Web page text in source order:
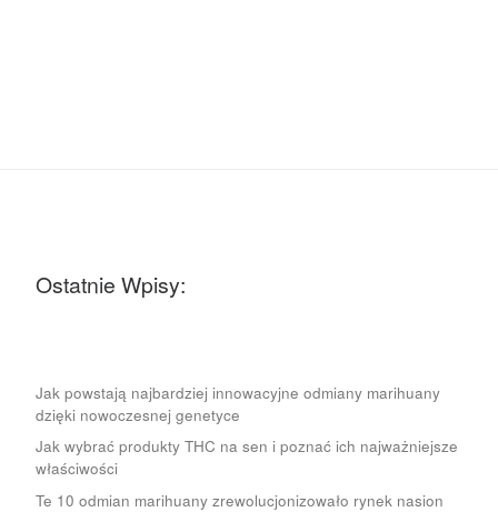
Ostatnie Wpisy:
Jak powstają najbardziej innowacyjne odmiany marihuany
dzięki nowoczesnej genetyce
Jak wybrać produkty THC na sen i poznać ich najważniejsze
właściwości
Te 10 odmian marihuany zrewolucjonizowało rynek nasion